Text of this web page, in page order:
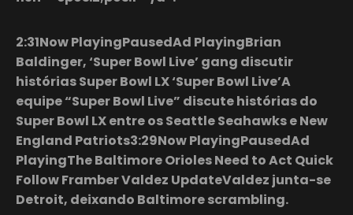
2:31Now PlayingPausedAd PlayingBrian
Baldinger, ‘Super Bowl Live’ gang discutir
histórias Super Bowl LX ‘Super Bowl Live’A
equipe “Super Bowl Live” discute histórias do
Super Bowl LX entre os Seattle Seahawks e New
England Patriots3:29Now PlayingPausedAd
PlayingThe Baltimore Orioles Need to Act Quick
Follow Framber Valdez UpdateValdez junta-se
Detroit, deixando Baltimore scrambling.